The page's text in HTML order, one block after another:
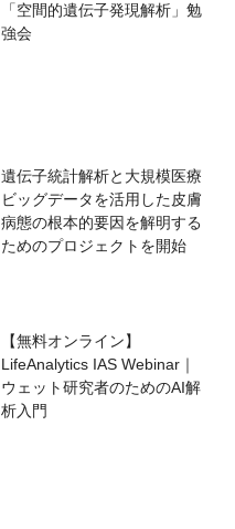
「空間的遺伝子発現解析」勉
強会
遺伝子統計解析と大規模医療
ビッグデータを活用した皮膚
病態の根本的要因を解明する
ためのプロジェクトを開始
【無料オンライン】
LifeAnalytics IAS Webinar｜
ウェット研究者のためのAI解
析入門